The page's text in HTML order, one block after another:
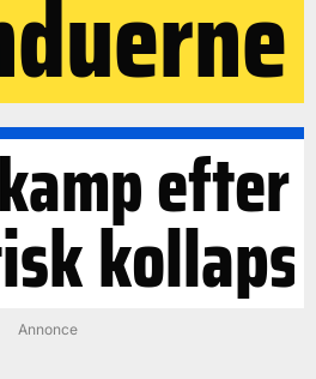
efter
kollaps
Annonce